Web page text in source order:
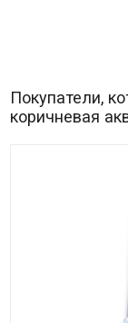
Покупатели,
коричневая